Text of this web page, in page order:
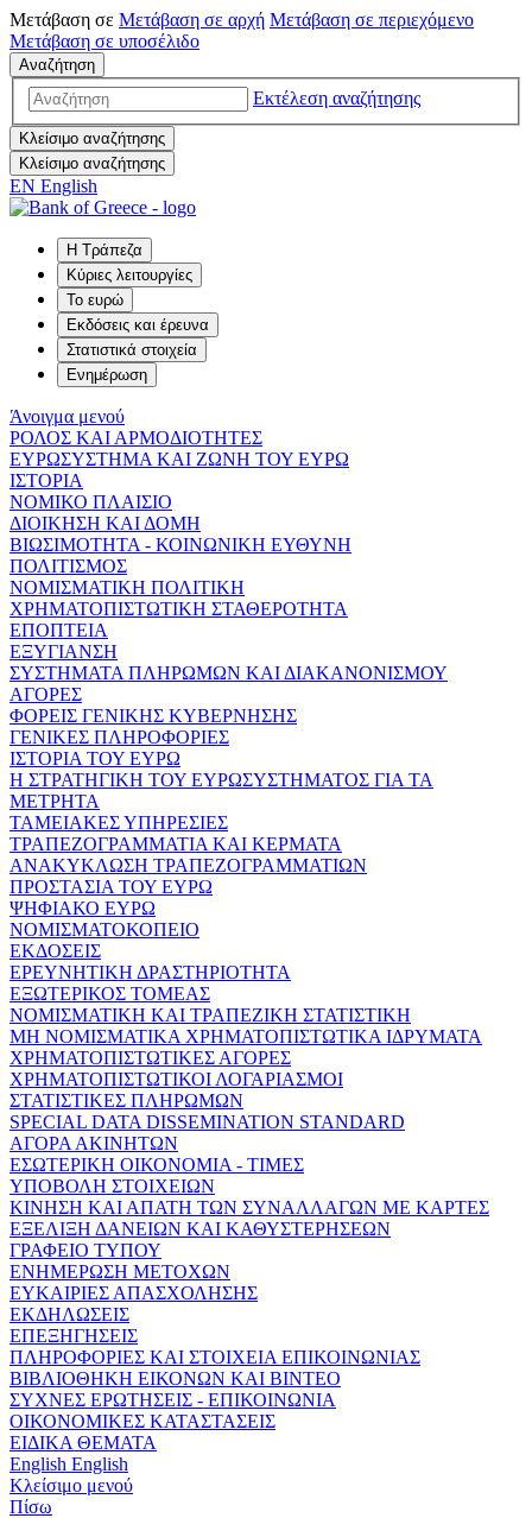
Μετάβαση σε Μετάβαση σε αρχή Μετάβαση σε περιεχόμενο
Μετάβαση σε υποσέλιδο
Αναζήτηση
Εκτέλεση αναζήτησης
Κλείσιμο αναζήτησης
Κλείσιμο αναζήτησης
EN English
Η Τράπεζα
Κύριες λειτουργίες
Το ευρώ
Εκδόσεις και έρευνα
Στατιστικά στοιχεία
Ενημέρωση
Άνοιγμα μενού
ΡΟΛΟΣ ΚΑΙ ΑΡΜΟΔΙΟΤΗΤΕΣ
ΕΥΡΩΣΥΣΤΗΜΑ ΚΑΙ ΖΩΝΗ ΤΟΥ ΕΥΡΩ
ΙΣΤΟΡΙΑ
ΝΟΜΙΚΟ ΠΛΑΙΣΙΟ
ΔΙΟΙΚΗΣΗ ΚΑΙ ΔΟΜΗ
ΒΙΩΣΙΜΟΤΗΤΑ - ΚΟΙΝΩΝΙΚΗ ΕΥΘΥΝΗ
ΠΟΛΙΤΙΣΜΟΣ
ΝΟΜΙΣΜΑΤΙΚΗ ΠΟΛΙΤΙΚΗ
ΧΡΗΜΑΤΟΠΙΣΤΩΤΙΚΗ ΣΤΑΘΕΡΟΤΗΤΑ
ΕΠΟΠΤΕΙΑ
ΕΞΥΓΙΑΝΣΗ
ΣΥΣΤΗΜΑΤΑ ΠΛΗΡΩΜΩΝ ΚΑΙ ΔΙΑΚΑΝΟΝΙΣΜΟΥ
ΑΓΟΡΕΣ
ΦΟΡΕΙΣ ΓΕΝΙΚΗΣ ΚΥΒΕΡΝΗΣΗΣ
ΓΕΝΙΚΕΣ ΠΛΗΡΟΦΟΡΙΕΣ
ΙΣΤΟΡΙΑ ΤΟΥ ΕΥΡΩ
Η ΣΤΡΑΤΗΓΙΚΗ ΤΟΥ ΕΥΡΩΣΥΣΤΗΜΑΤΟΣ ΓΙΑ ΤΑ
ΜΕΤΡΗΤΑ
ΤΑΜΕΙΑΚΕΣ ΥΠΗΡΕΣΙΕΣ
ΤΡΑΠΕΖΟΓΡΑΜΜΑΤΙΑ ΚΑΙ ΚΕΡΜΑΤΑ
ΑΝΑΚΥΚΛΩΣΗ ΤΡΑΠΕΖΟΓΡΑΜΜΑΤΙΩΝ
ΠΡΟΣΤΑΣΙΑ ΤΟΥ ΕΥΡΩ
ΨΗΦΙΑΚΟ ΕΥΡΩ
ΝΟΜΙΣΜΑΤΟΚΟΠΕΙΟ
ΕΚΔΟΣΕΙΣ
ΕΡΕΥΝΗΤΙΚΗ ΔΡΑΣΤΗΡΙΟΤΗΤΑ
ΕΞΩΤΕΡΙΚΟΣ ΤΟΜΕΑΣ
ΝΟΜΙΣΜΑΤΙΚΗ ΚΑΙ ΤΡΑΠΕΖΙΚΗ ΣΤΑΤΙΣΤΙΚΗ
ΜΗ ΝΟΜΙΣΜΑΤΙΚΑ ΧΡΗΜΑΤΟΠΙΣΤΩΤΙΚΑ ΙΔΡΥΜΑΤΑ
ΧΡΗΜΑΤΟΠΙΣΤΩΤΙΚΕΣ ΑΓΟΡΕΣ
ΧΡΗΜΑΤΟΠΙΣΤΩΤΙΚΟΙ ΛΟΓΑΡΙΑΣΜΟΙ
ΣΤΑΤΙΣΤΙΚΕΣ ΠΛΗΡΩΜΩΝ
SPECIAL DATA DISSEMINATION STANDARD
ΑΓΟΡΑ ΑΚΙΝΗΤΩΝ
ΕΣΩΤΕΡΙΚΗ ΟΙΚΟΝΟΜΙΑ - ΤΙΜΕΣ
ΥΠΟΒΟΛΗ ΣΤΟΙΧΕΙΩΝ
ΚΙΝΗΣΗ ΚΑΙ ΑΠΑΤΗ ΤΩΝ ΣΥΝΑΛΛΑΓΩΝ ΜΕ ΚΑΡΤΕΣ
ΕΞΕΛΙΞΗ ΔΑΝΕΙΩΝ ΚΑΙ ΚΑΘΥΣΤΕΡΗΣΕΩΝ
ΓΡΑΦΕΙΟ ΤΥΠΟΥ
ΕΝΗΜΕΡΩΣΗ ΜΕΤΟΧΩΝ
ΕΥΚΑΙΡΙΕΣ ΑΠΑΣΧΟΛΗΣΗΣ
ΕΚΔΗΛΩΣΕΙΣ
ΕΠΕΞΗΓΗΣΕΙΣ
ΠΛΗΡΟΦΟΡΙΕΣ ΚΑΙ ΣΤΟΙΧΕΙΑ ΕΠΙΚΟΙΝΩΝΙΑΣ
ΒΙΒΛΙΟΘΗΚΗ ΕΙΚΟΝΩΝ ΚΑΙ ΒΙΝΤΕΟ
ΣΥΧΝΕΣ ΕΡΩΤΗΣΕΙΣ - ΕΠΙΚΟΙΝΩΝΙΑ
ΟΙΚΟΝΟΜΙΚΕΣ ΚΑΤΑΣΤΑΣΕΙΣ
ΕΙΔΙΚΑ ΘΕΜΑΤΑ
English English
Κλείσιμο μενού
Πίσω